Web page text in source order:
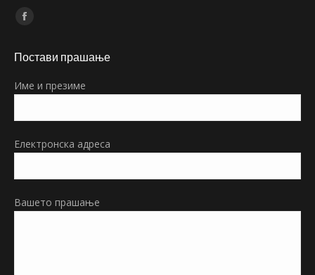
Find us on:
Facebook
opens
new
Постави прашање
Име и презиме
Електронска адреса
Вашето прашање